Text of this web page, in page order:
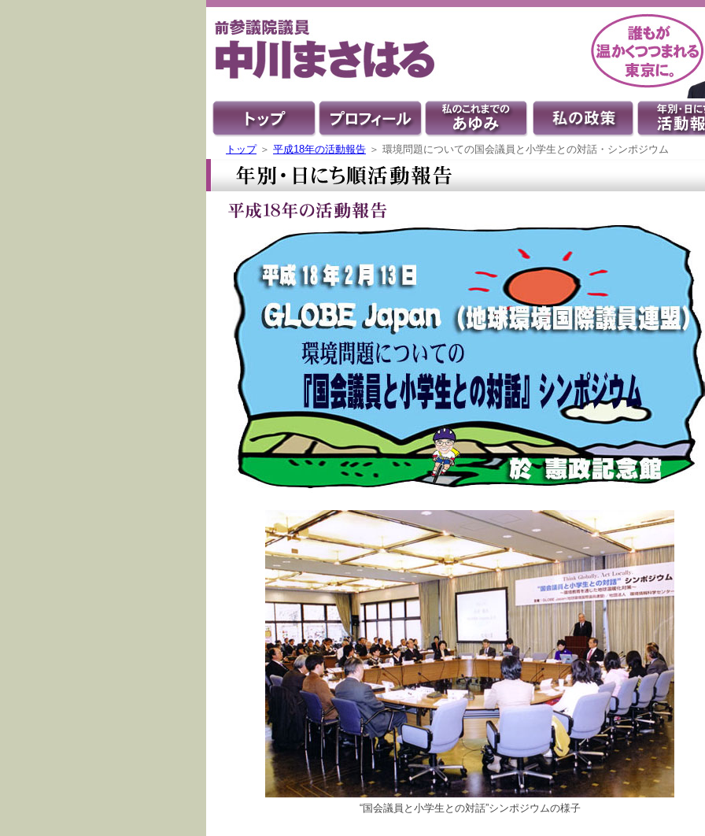
トップ＞ 平成18年の活動報告 ＞ 環境問題についての国会議員と小学生との対話・シンポジウム
“国会議員と小学生との対話”シンポジウムの様子